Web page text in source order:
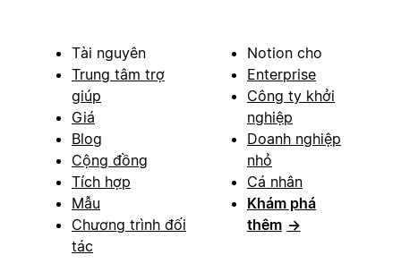
Tài nguyên
Trung tâm trợ
giúp
Giá
Blog
Cộng đồng
Tích hợp
Mẫu
Chương trình đối
tác
Notion cho
Enterprise
Công ty khởi
nghiệp
Doanh nghiệp
nhỏ
Cá nhân
Khám phá
thêm →